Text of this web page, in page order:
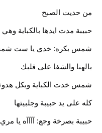
من حديت الصبح
بالهنا والشفا على قلبك
كله على يد حبيبة وجلبيتها